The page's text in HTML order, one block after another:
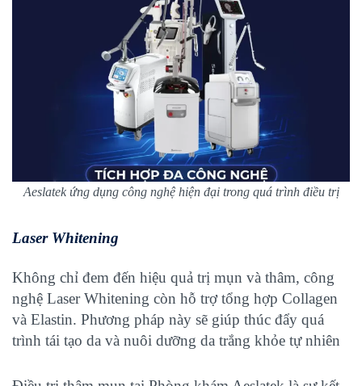
Aeslatek ứng dụng công nghệ hiện đại trong quá trình điều trị
Laser Whitening
Không chỉ đem đến hiệu quả trị mụn và thâm, công
nghệ Laser Whitening còn hỗ trợ tổng hợp Collagen
và Elastin. Phương pháp này sẽ giúp thúc đẩy quá
trình tái tạo da và nuôi dưỡng da trắng khỏe tự nhiên